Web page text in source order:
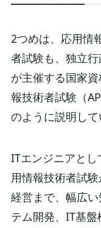
2つめは、応用情
者試験も、独立行
が主催する国家
報技術者試験（
のように説明して
ITエンジニアと
用情報技術者試験
経営まで、幅広
テム開発、IT基